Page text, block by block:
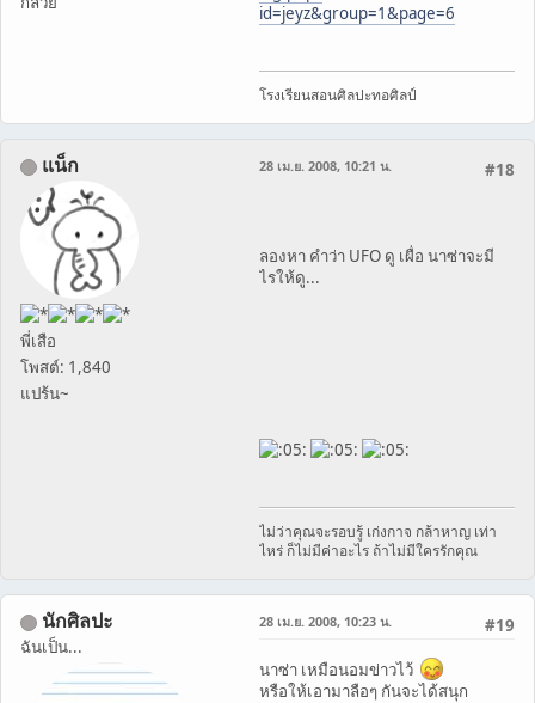
id=jeyz&group=1&page=6
โรงเรียนสอนศิลปะทอศิลป์
แน็ก
พี่เสือ
โพสต์: 1,840
แปร้น~
#18
28 เม.ย. 2008, 10:21 น.
ลองหา คำว่า UFO ดู เผื่อ นาซ่าจะมี
ไรให้ดู...
ไม่ว่าคุณจะรอบรู้ เก่งกาจ กล้าหาญ เท่า
ไหร่ ก็ไม่มีค่าอะไร ถ้าไม่มีใครรักคุณ
นักศิลปะ
ฉันเป็น...
#19
28 เม.ย. 2008, 10:23 น.
นาซ่า เหมือนอมข่าวไว้
หรือให้เอามาลือๆ กันจะได้สนุก